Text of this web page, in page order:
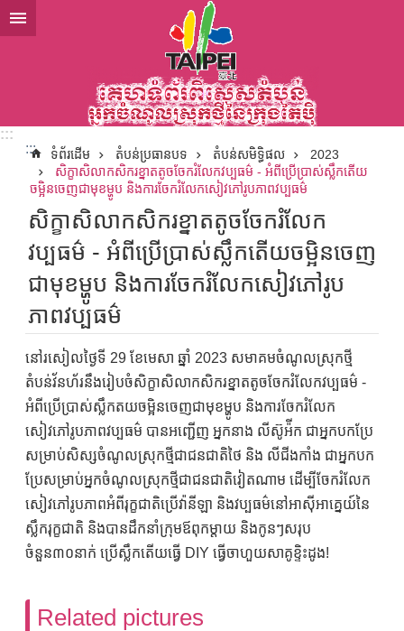
ទៅកាន់មាតិកាប្លុកមាតិកាសំខាន់
:::
:::
ទំព័រដើម តំបន់ប្រធានបទ តំបន់សមិទ្ធិផល
2023
សិក្ខាសិលាកសិករខ្នាតតូចចែករំលែកវប្បធម៌ - អំពីប្រើប្រាស់ស្លឹកតើយ
ចម្អិនចេញជាមុខម្ហូប និងការចែករំលែកសៀវភៅរូបភាពវប្បធម៌
សិក្ខាសិលាកសិករខ្នាតតូចចែករំលែក
វប្បធម៌ - អំពីប្រើប្រាស់ស្លឹកតើយចម្អិនចេញ
ជាមុខម្ហូប និងការចែករំលែកសៀវភៅរូប
ភាពវប្បធម៌
នៅរសៀលថ្ងៃទី 29 ខែមេសា ឆ្នាំ 2023 សមាគមចំណូលស្រុកថ្មី
តំបន់វ័នហ័រនឹងរៀបចំសិក្ខាសិលាកសិករខ្នាតតូចចែករំលែកវប្បធម៌ -
អំពីប្រើប្រាស់ស្លឹកតយចម្អិនចេញជាមុខម្ហូប និងការចែករំលែក
សៀវភៅរូបភាពវប្បធម៌ បានអញ្ជើញ អ្នកនាង លីស៊ូអ៉ីក ជាអ្នកបកប្រែ
សម្រាប់សិស្សចំណូលស្រុកថ្មីជាជនជាតិថៃ និង លីជីងកាំង ជាអ្នកបក
ប្រែសម្រាប់អ្នកចំណូលស្រុកថ្មីជាជនជាតិវៀតណាម ដើម្បីចែករំលែក
សៀវភៅរូបភាពអំពីរុក្ខជាតិប្រើវ៉ានីឡា និងវប្បធម៌នៅអាស៊ីអាគ្នេយ៍នៃ
ស្លឹករុក្ខជាតិ និងបានដឹកនាំក្រុមឪពុកម្តាយ និងកូនៗសរុប
ចំនួន៣០នាក់ ប្រើស្លឹកតើយធ្វើ DIY ធ្វើចាហួយសាគូខ្ទិះដូង!
Related pictures